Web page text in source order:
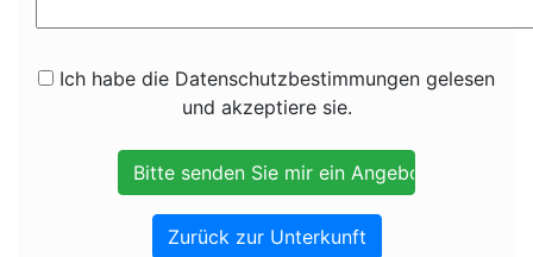
Ich habe die Datenschutzbestimmungen gelesen
und akzeptiere sie.
Zurück zur Unterkunft